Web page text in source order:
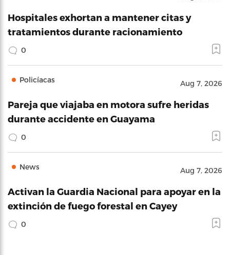
Hospitales exhortan a mantener citas y
tratamientos durante racionamiento
0
Policíacas Aug 7, 2026
Pareja que viajaba en motora sufre heridas
durante accidente en Guayama
0
News Aug 7, 2026
Activan la Guardia Nacional para apoyar en la
extinción de fuego forestal en Cayey
0